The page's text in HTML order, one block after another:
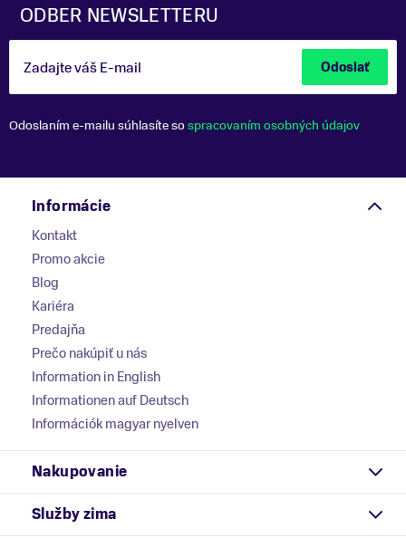
ODBER NEWSLETTERU
Zadajte váš E-mail Odoslať
Odoslaním e-mailu súhlasíte sospracovaním osobných údajov
Informácie
Kontakt
Promo akcie
Blog
Kariéra
Predajňa
Prečo nakúpiť u nás
Information in English
Informationen auf Deutsch
Információk magyar nyelven
Nakupovanie
Služby zima